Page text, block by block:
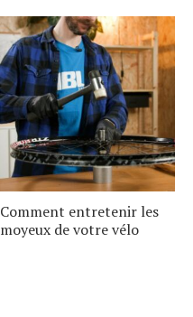
Comment entretenir les
moyeux de votre vélo